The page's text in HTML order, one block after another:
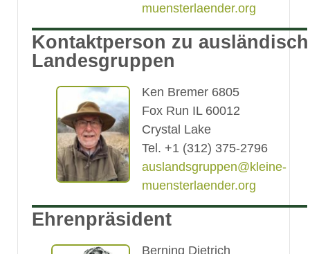
muensterlaender.org
Kontaktperson zu
Landesgruppen
Ken Bremer 6805
Fox Run IL 60012
Crystal Lake
Tel. +1 (312) 375-2796
auslandsgruppen@kleine-
muensterlaender.org
Ehrenpräsident
Berning Dietrich